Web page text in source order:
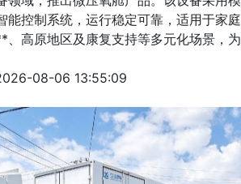
能控制系统，运行稳定可靠，适用于家庭
高原地区及康复支持等多元化场景，为
08-06 13:55:09